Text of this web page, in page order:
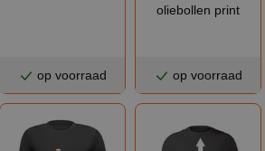
op voorraad
oliebollen print
op voorraad